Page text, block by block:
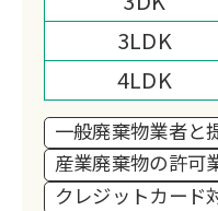
3LDK
4LDK
一般廃棄物業者と
産業廃棄物の許可
クレジットカード